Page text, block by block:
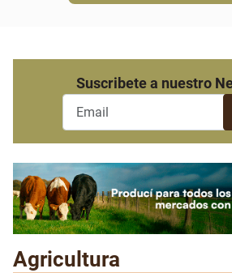
Suscribete a nuestro
Agricultura